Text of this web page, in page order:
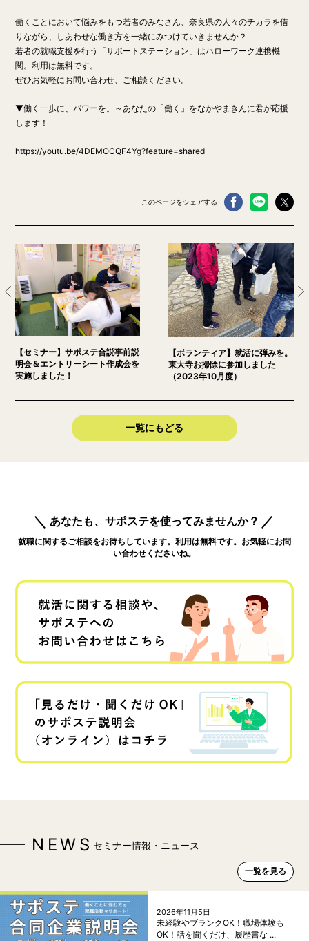
働くことにおいて悩みをもつ若者のみなさん、奈良県の人々のチカラを借
りながら、しあわせな働き方を一緒にみつけていきませんか？
若者の就職支援を行う「サポートステーション」はハローワーク連携機
関。利用は無料です。
ぜひお気軽にお問い合わせ、ご相談ください。
▼働く一歩に、パワーを。～あなたの「働く」をなかやまきんに君が応援
します！
https://youtu.be/4DEMOCQF4Yg?feature=shared
このページをシェアする
【セミナー】サポステ合説事前説
明会＆エントリーシート作成会を
実施しました！
【ボランティア】就活に弾みを。
東大寺お掃除に参加しました
（2023年10月度）
一覧にもどる
あなたも、サポステを使ってみませんか？
就職に関するご相談をお待ちしています。利用は無料です。お気軽にお問
い合わせくださいね。
NEWS セミナー情報・ニュース
一覧を見る
2026年11月5日
未経験やブランクOK！職場体験も
OK！話を聞くだけ、履歴書な ...